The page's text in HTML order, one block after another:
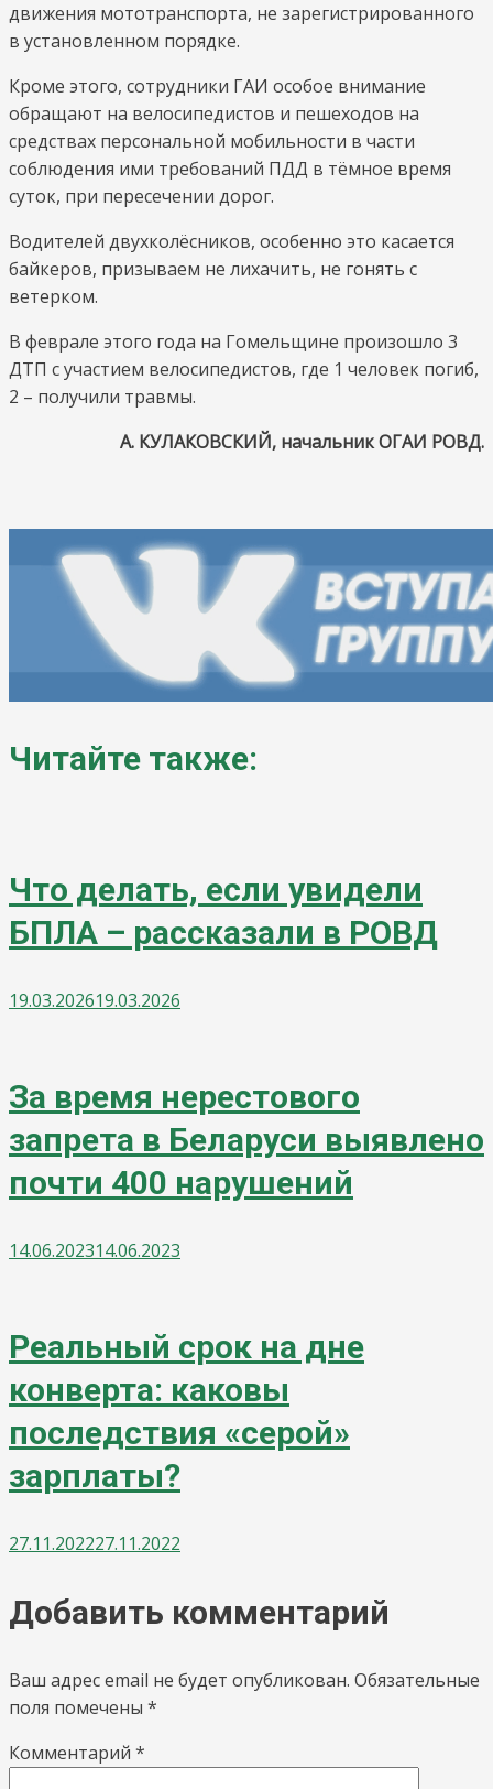
движения мототранспорта, не зарегистрированного
в установленном порядке.
Кроме этого, сотрудники ГАИ особое внимание
обращают на велосипедистов и пешеходов на
средствах персональной мобильности в части
соблюдения ими требований ПДД в тёмное время
суток, при пересечении дорог.
Водителей двухколёсников, особенно это касается
байкеров, призываем не лихачить, не гонять с
ветерком.
В феврале этого года на Гомельщине произошло 3
ДТП с участием велосипедистов, где 1 человек погиб,
2 – получили травмы.
А. КУЛАКОВСКИЙ, начальник ОГАИ РОВД.
Читайте также:
Что делать, если увидели
БПЛА – рассказали в РОВД
19.03.202619.03.2026
За время нерестового
запрета в Беларуси выявлено
почти 400 нарушений
14.06.202314.06.2023
Реальный срок на дне
конверта: каковы
последствия «серой»
зарплаты?
27.11.202227.11.2022
Добавить комментарий
Ваш адрес email не будет опубликован. Обязательные
поля помечены *
Комментарий *